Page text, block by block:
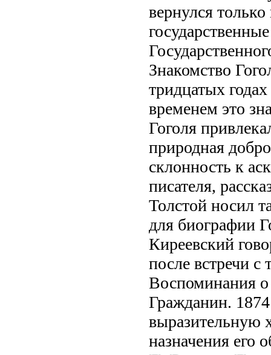
вернулся
Знакомство
тридцатых
временем это
Гоголя
природная
склонность к
писателя,
Толстой носил
для биографии
Киреевский
после встречи
Воспоминания о
Гражданин.
выразительную
назначения его